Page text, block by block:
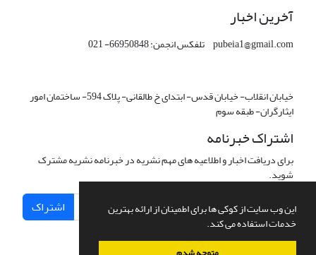
این وب سایت از کوکی ها برای اطمینان از ارائه بهترین
خدمات استفاده می کند.
آخرین اخبار
pubeia1@gmail.com تلفکس انجمن: 66950848- 021
خیابان انقلاب- خیابان قدس- ابتدای خ طالقانی- پلاک 594- ساختمان امور
ایثارگران- طبقه سوم
اشتراک خبرنامه
برای دریافت اخبار و اطلاعیه های مهم نشریه در خبرنامه نشریه مشترک
شوید.
اشتراک